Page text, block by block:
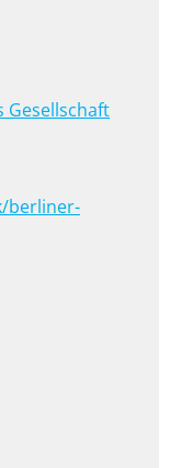
Gesellschaft
berliner-